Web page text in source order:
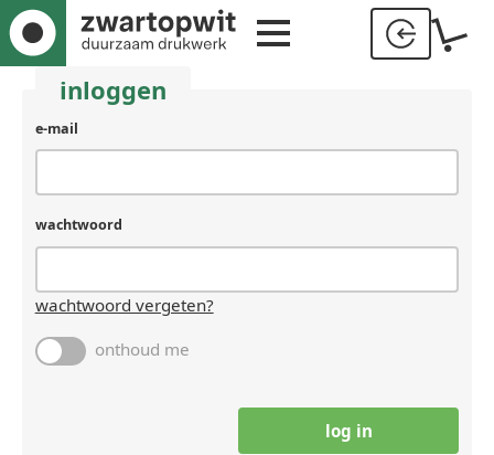
inloggen
e-mail
wachtwoord
wachtwoord vergeten?
onthoud me